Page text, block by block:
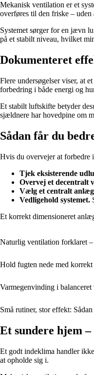
Mekanisk ventilation er et
overføres til den friske – uden
Systemet sørger for en jævn
på et stabilt niveau, hvilket
Dokumenteret
Flere undersøgelser viser, at
forbedring i både energi og
Et stabilt luftskifte betyder
sjældnere har hovedpine om
Sådan får du
Hvis du overvejer at forbedre
Tjek eksisterende
Overvej et decentralt
Vælg et centralt
Vedligehold systemet.
Et korrekt dimensioneret
Naturlig ventilation forklaret
Hold fugten nede med
Varmegenvinding i
Små rutiner, stor effekt:
Et sundere hjem
Et godt indeklima handler
at opholde sig i.